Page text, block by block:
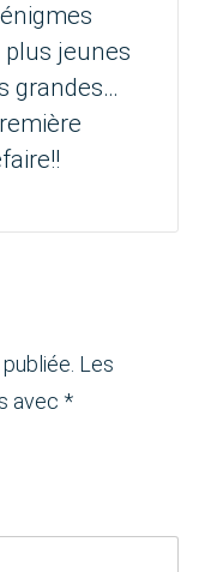
plus jeunes
grandes…
Les
avec *